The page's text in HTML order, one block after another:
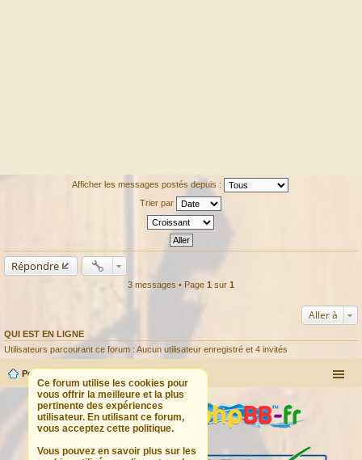
Afficher les messages postés depuis :
Trier par
Répondre
3 messages • Page 1 sur 1
Aller à
QUI EST EN LIGNE
Utilisateurs parcourant ce forum : Aucun utilisateur enregistré et 4 invités
Ce forum utilise les cookies pour
vous offrir la meilleure et la plus
pertinente des expériences
utilisateur. En utilisant ce forum,
vous acceptez cette politique.
Vous pouvez en savoir plus sur les
Portail